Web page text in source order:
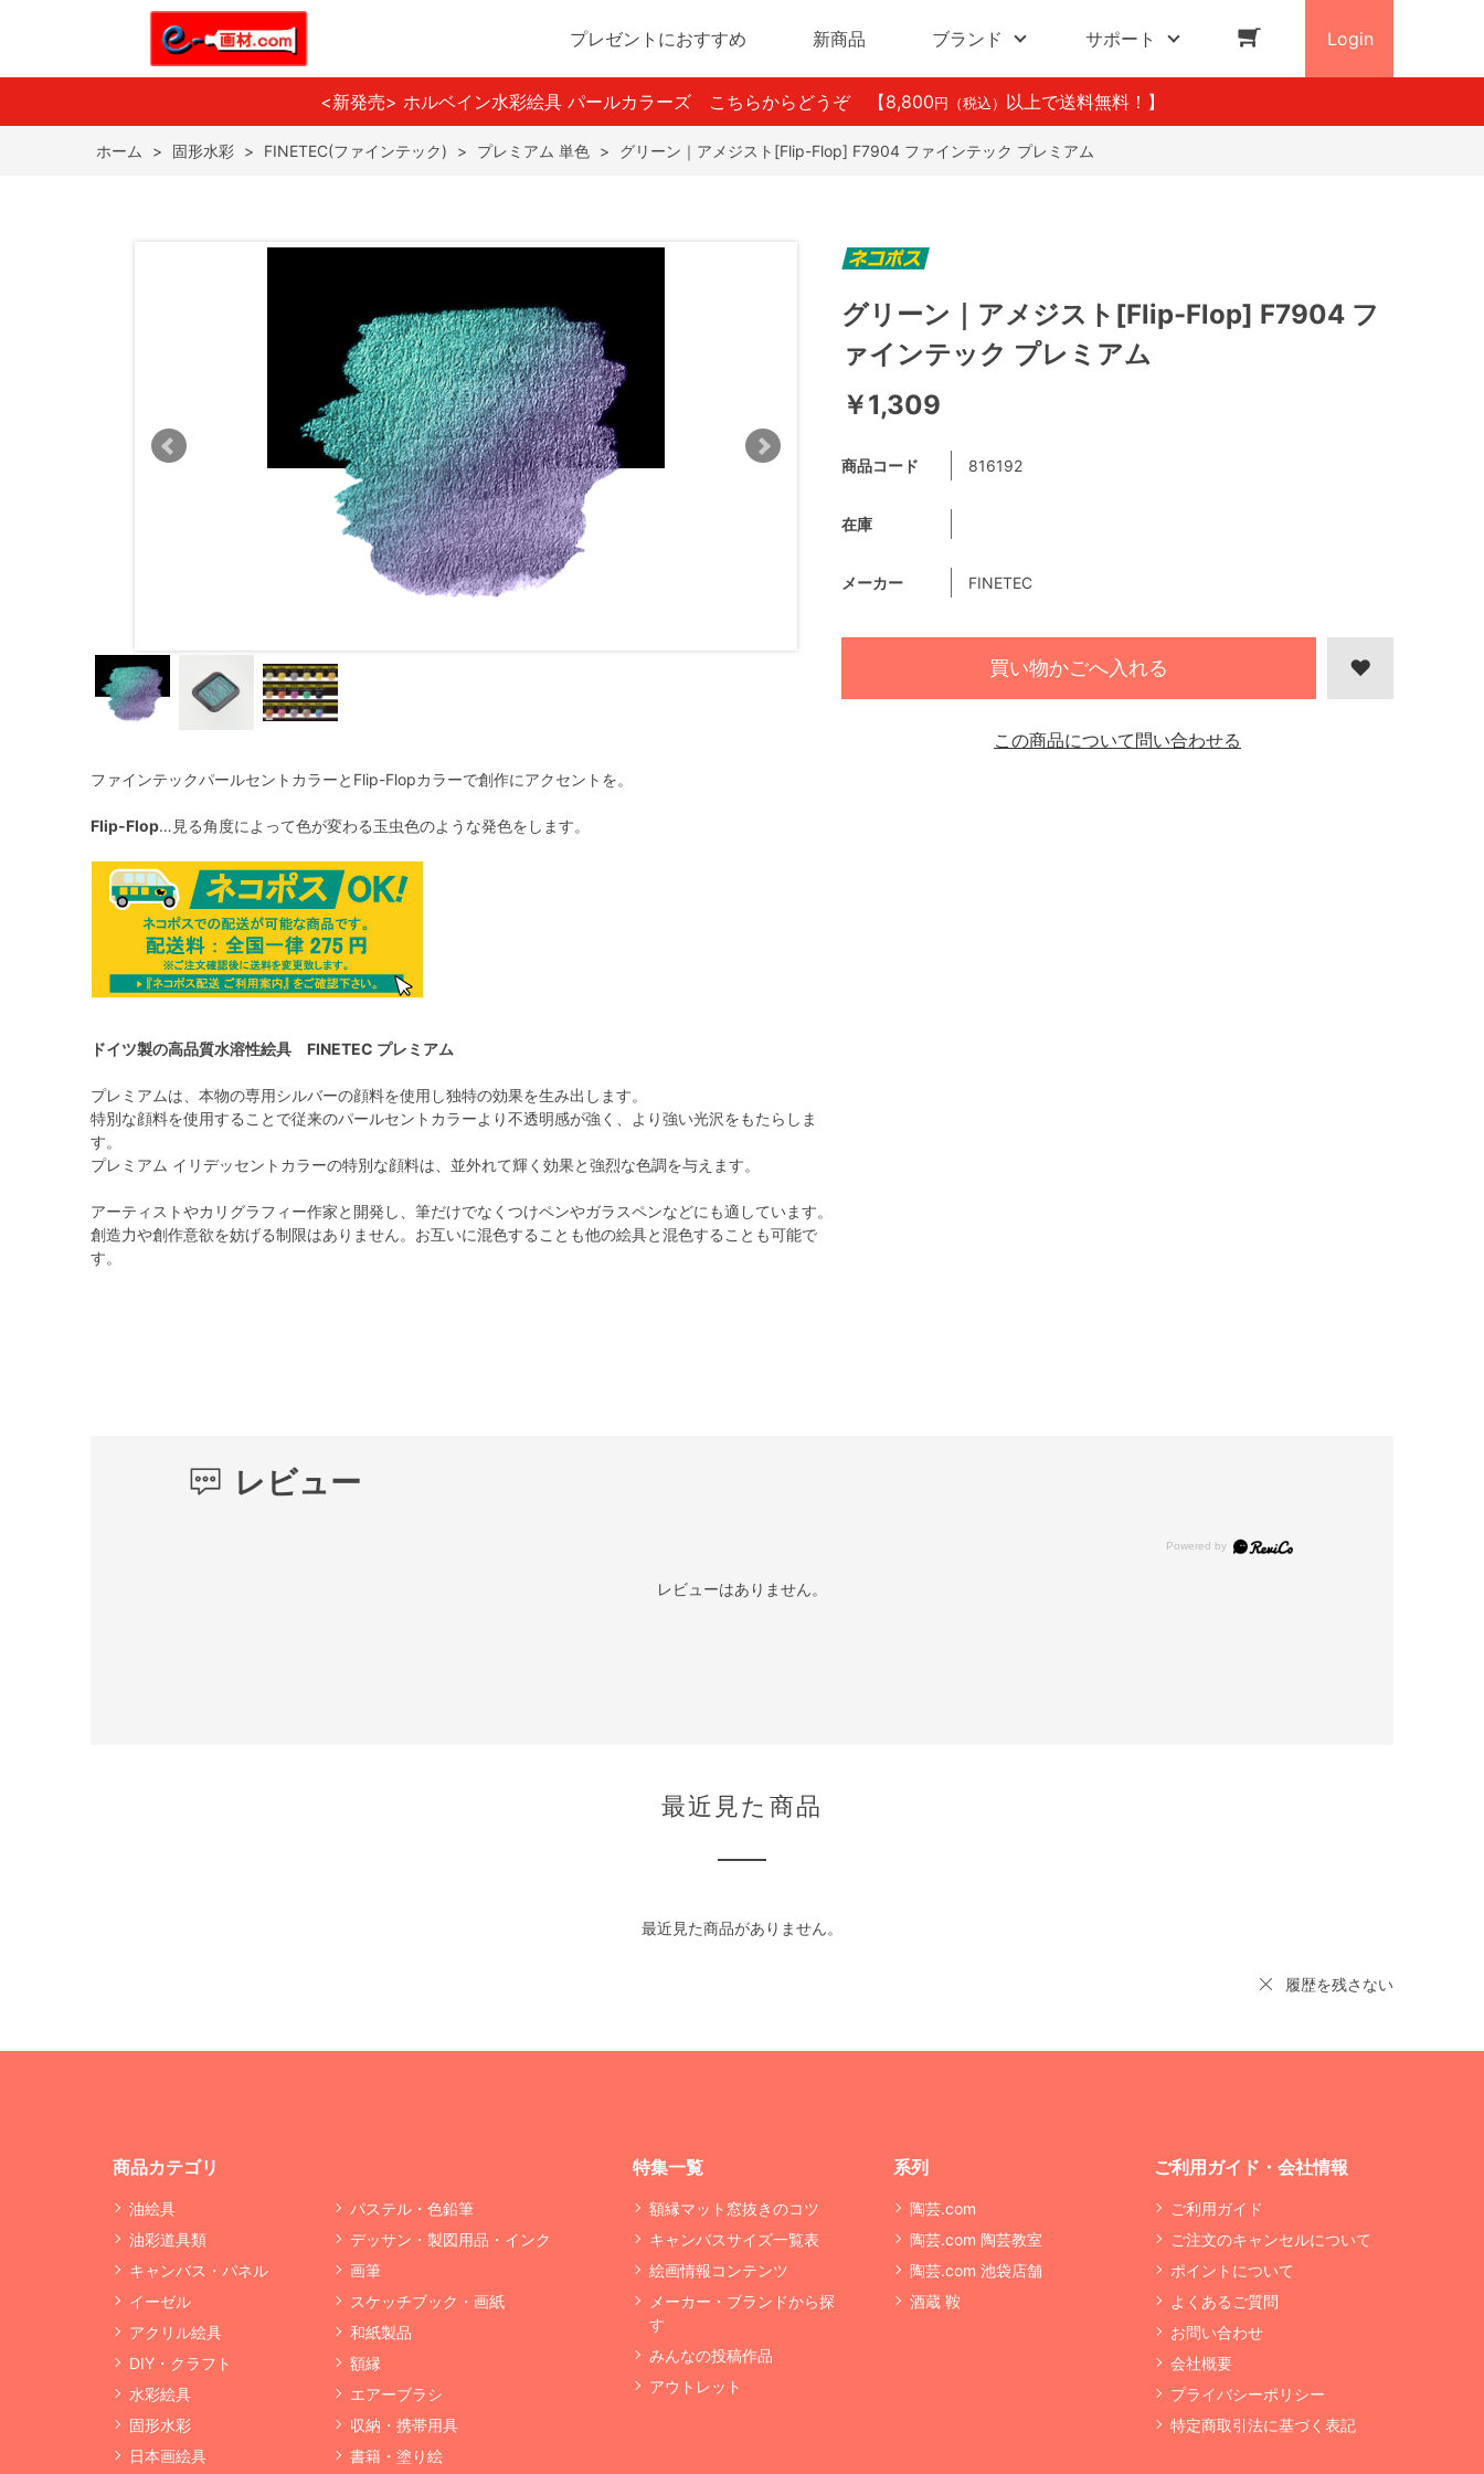
プレゼントにおすすめ 新商品 ブランド サポート Login
<新発売> ホルベイン水彩絵具 パールカラーズ こちらからどうぞ 【8,800 円（税込） 以上で送料無料！】
ホーム > 固形水彩 > FINETEC(ファインテック) > プレミアム 単色 > グリーン｜アメジスト[Flip-Flop] F7904 ファインテック プレミアム
ファインテックパールセントカラーとFlip-Flopカラーで創作にアクセントを。
Flip-Flop…見る角度によって色が変わる玉虫色のような発色をします。
ドイツ製の高品質水溶性絵具 FINETEC プレミアム
プレミアムは、本物の専用シルバーの顔料を使用し独特の効果を生み出します。
特別な顔料を使用することで従来のパールセントカラーより不透明感が強く、より強い光沢をもたらしま
す。
プレミアム イリデッセントカラーの特別な顔料は、並外れて輝く効果と強烈な色調を与えます。
アーティストやカリグラフィー作家と開発し、筆だけでなくつけペンやガラスペンなどにも適しています。
創造力や創作意欲を妨げる制限はありません。お互いに混色することも他の絵具と混色することも可能で
す。
グリーン｜アメジスト[Flip-Flop] F7904 フ
ァインテック プレミアム
￥1,309
商品コード 816192
在庫
メーカー FINETEC
買い物かごへ入れる
この商品について問い合わせる
レビュー
レビューはありません。
最近見た商品
最近見た商品がありません。
履歴を残さない
商品カテゴリ
油絵具
油彩道具類
キャンバス・パネル
イーゼル
アクリル絵具
DIY・クラフト
水彩絵具
固形水彩
日本画絵具
パステル・色鉛筆
デッサン・製図用品・インク
画筆
スケッチブック・画紙
和紙製品
額縁
エアーブラシ
収納・携帯用具
書籍・塗り絵
特集一覧
額縁マット窓抜きのコツ
キャンバスサイズ一覧表
絵画情報コンテンツ
メーカー・ブランドから探
す
みんなの投稿作品
アウトレット
系列
陶芸.com
陶芸.com 陶芸教室
陶芸.com 池袋店舗
酒蔵 鞍
ご利用ガイド・会社情報
ご利用ガイド
ご注文のキャンセルについて
ポイントについて
よくあるご質問
お問い合わせ
会社概要
プライバシーポリシー
特定商取引法に基づく表記